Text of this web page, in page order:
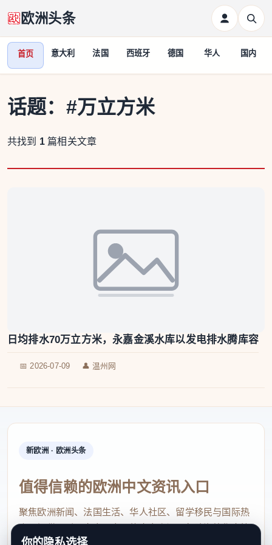
欧洲头条
首页 意大利 法国 西班牙 德国 华人 国内
话题： #万立方米
共找到 1 篇相关文章
日均排水70万立方米，永嘉金溪水库以发电排水腾库容
📅 2026-07-09 👤 温州网
新欧洲 · 欧洲头条
值得信赖的欧洲中文资讯入口
聚焦欧洲新闻、法国生活、华人社区、留学移民与国际热
点，提供及时、真实、实用的中文资讯，帮助海外华人快
你的隐私选择